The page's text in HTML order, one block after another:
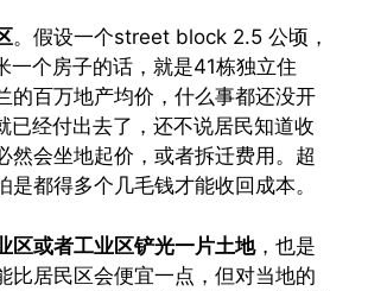
。假设一个street block 2.5 公顷，
一个房子的话，就是41栋独立住
的百万地产均价，什么事都还没开
已经付出去了，还不说居民知道收
然会坐地起价，或者拆迁费用。超
是都得多个几毛钱才能收回成本。
区或者工业区铲光一片土地，也是
比居民区会便宜一点，但对当地的